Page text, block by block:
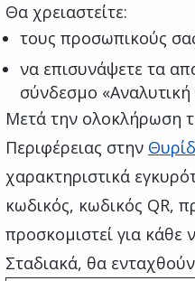
Θα χρειαστείτε:
τους προσωπικούς
να επισυνάψετε τα
σύνδεσμο
Μετά την ολοκλήρωση
Περιφέρειας στην
χαρακτηριστικά
κωδικός, κωδικός QR,
προσκομιστεί για κάθε
Σταδιακά, θα